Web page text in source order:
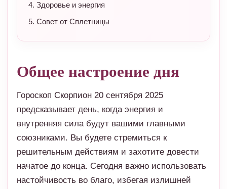
Здоровье и энергия
Совет от Сплетницы
Общее настроение дня
Гороскоп Скорпион 20 сентября 2025
предсказывает день, когда энергия и
внутренняя сила будут вашими главными
союзниками. Вы будете стремиться к
решительным действиям и захотите довести
начатое до конца. Сегодня важно использовать
настойчивость во благо, избегая излишней